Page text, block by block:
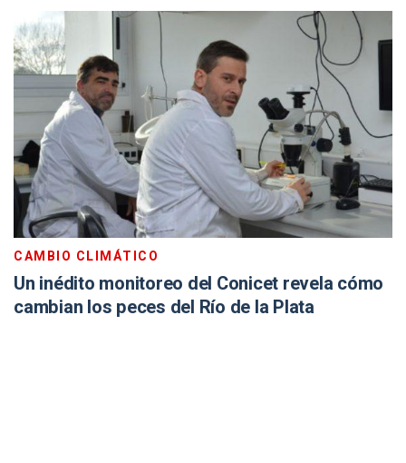
CAMBIO CLIMÁTICO
Un inédito monitoreo del Conicet revela cómo
cambian los peces del Río de la Plata